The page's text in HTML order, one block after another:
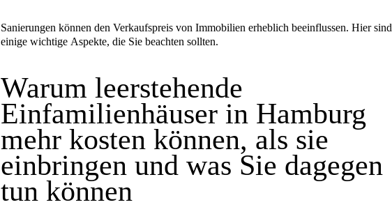
Sanierungen können den Verkaufspreis von Immobilien erheblich beeinflussen. Hier sind
einige wichtige Aspekte, die Sie beachten sollten.
Warum leerstehende
Einfamilienhäuser in Hamburg
mehr kosten können, als sie
einbringen und was Sie dagegen
tun können